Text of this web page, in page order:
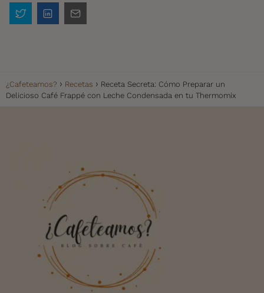
¿Cafeteamos? Recetas
Receta Secreta: Cómo Preparar un
Delicioso Café Frappé con Leche Condensada en tu Thermomix